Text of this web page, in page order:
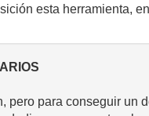
esta herramienta,
pero para conseguir un